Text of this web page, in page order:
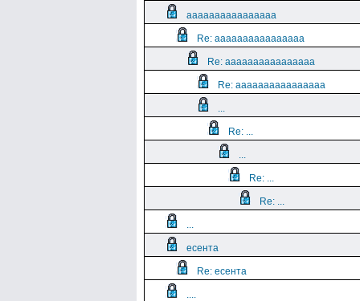
aaaaaaaaaaaaaaaa
Re: aaaaaaaaaaaaaaaa
Re: aaaaaaaaaaaaaaaa
Re: aaaaaaaaaaaaaaaa
...
Re: ...
...
Re: ...
Re: ...
...
есента
Re: есента
....